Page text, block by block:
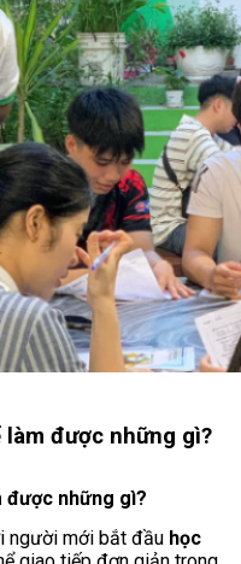
làm được những gì?
được những gì?
người mới bắt đầu học